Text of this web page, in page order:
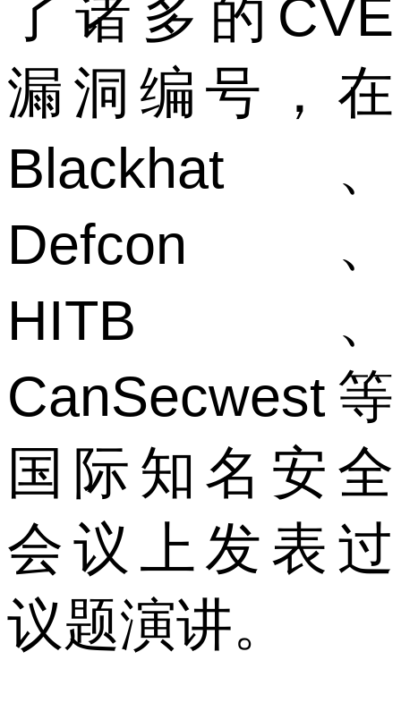
了诸多的CVE
漏洞编号，在
Blackhat、
Defcon、
HITB、
CanSecwest等
国际知名安全
会议上发表过
议题演讲。